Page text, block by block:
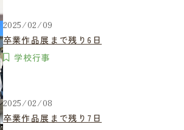
2025/02/09
卒業作品展まで残り6日
学校行事
2025/02/08
卒業作品展まで残り7日